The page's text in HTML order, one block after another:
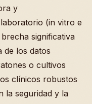
y
(in vitro e
significativa
de los datos
o cultivos
clínicos robustos
la seguridad y la